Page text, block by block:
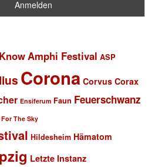
Amphi Festival ASP
Corona Corvus Corax
Ensiferum Faun Feuerschwanz
The Sky
Hildesheim Hämatom
Letzte Instanz